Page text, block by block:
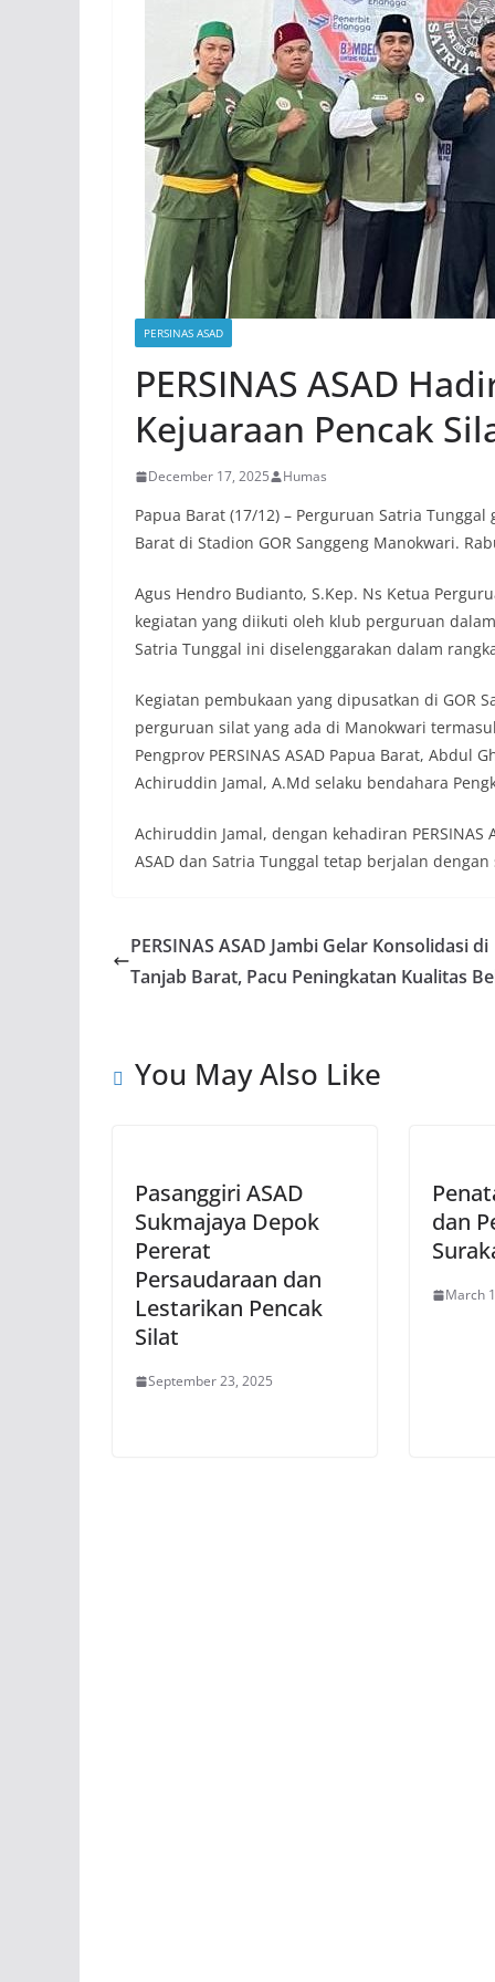
PERSINAS ASAD
PERSINAS ASAD
Kejuaraan Pencak
December 17, 2025 Humas
Papua Barat (17/12) – Perguruan Satria
Barat di Stadion GOR Sanggeng Manokwari.
Agus Hendro Budianto, S.Kep. Ns Ketua
kegiatan yang diikuti oleh klub perguruan
Satria Tunggal ini diselenggarakan dalam
Kegiatan pembukaan yang dipusatkan di GOR
perguruan silat yang ada di Manokwari
Pengprov PERSINAS ASAD Papua Barat, Abdul
Achiruddin Jamal, A.Md selaku bendahara
Achiruddin Jamal, dengan kehadiran
ASAD dan Satria Tunggal tetap berjalan
PERSINAS ASAD Jambi Gelar Konsolidasi di
Tanjab Barat, Pacu Peningkatan Kualitas
You May Also Like
Pasanggiri ASAD
Sukmajaya Depok
Pererat
Persaudaraan dan
Lestarikan Pencak
Silat
September 23, 2025
dan
March